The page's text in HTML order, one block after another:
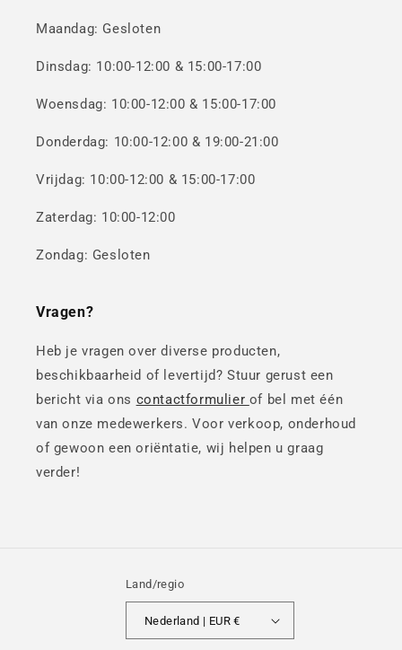
Maandag: Gesloten
Dinsdag: 10:00-12:00 & 15:00-17:00
Woensdag: 10:00-12:00 & 15:00-17:00
Donderdag: 10:00-12:00 & 19:00-21:00
Vrijdag: 10:00-12:00 & 15:00-17:00
Zaterdag: 10:00-12:00
Zondag: Gesloten
Vragen?
Heb je vragen over diverse producten,
beschikbaarheid of levertijd? Stuur gerust een
bericht via ons contactformulier of bel met één
van onze medewerkers. Voor verkoop, onderhoud
of gewoon een oriëntatie, wij helpen u graag
verder!
Land/regio
Nederland | EUR €